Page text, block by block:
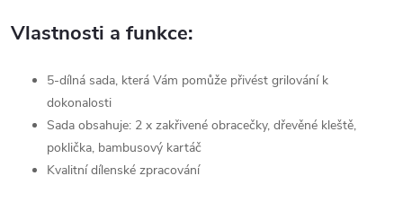
Vlastnosti a funkce:
5-dílná sada, která Vám pomůže přivést grilování k
dokonalosti
Sada obsahuje: 2 x zakřivené obracečky, dřevěné kleště,
poklička, bambusový kartáč
Kvalitní dílenské zpracování